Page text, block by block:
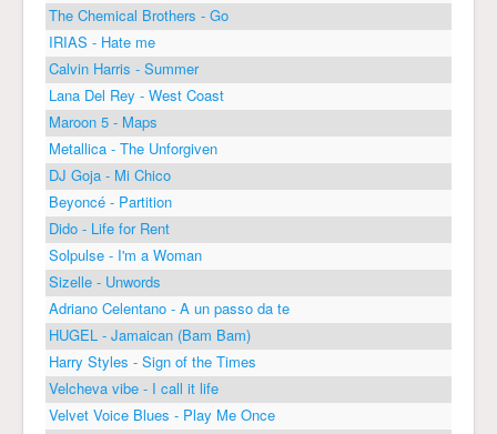
The Chemical Brothers - Go
IRIAS - Hate me
Calvin Harris - Summer
Lana Del Rey - West Coast
Maroon 5 - Maps
Metallica - The Unforgiven
DJ Goja - Mi Chico
Beyoncé - Partition
Dido - Life for Rent
Solpulse - I'm a Woman
Sizelle - Unwords
Adriano Celentano - A un passo da te
HUGEL - Jamaican (Bam Bam)
Harry Styles - Sign of the Times
Velcheva vibe - I call it life
Velvet Voice Blues - Play Me Once